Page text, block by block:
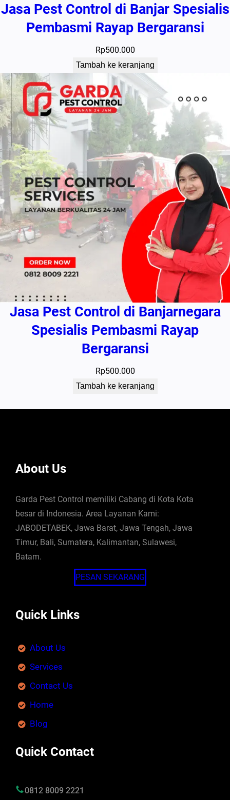
Jasa Pest Control di Banjar Spesialis
Pembasmi Rayap Bergaransi
Rp500.000
Tambah ke keranjang
Jasa Pest Control di Banjarnegara
Spesialis Pembasmi Rayap
Bergaransi
Rp500.000
Tambah ke keranjang
About Us
Garda Pest Control memiliki Cabang di Kota Kota
besar di Indonesia. Area Layanan Kami:
JABODETABEK, Jawa Barat, Jawa Tengah, Jawa
Timur, Bali, Sumatera, Kalimantan, Sulawesi,
Batam.
PESAN SEKARANG
Quick Links
About Us
Services
Contact Us
Home
Blog
Quick Contact
0812 8009 2221